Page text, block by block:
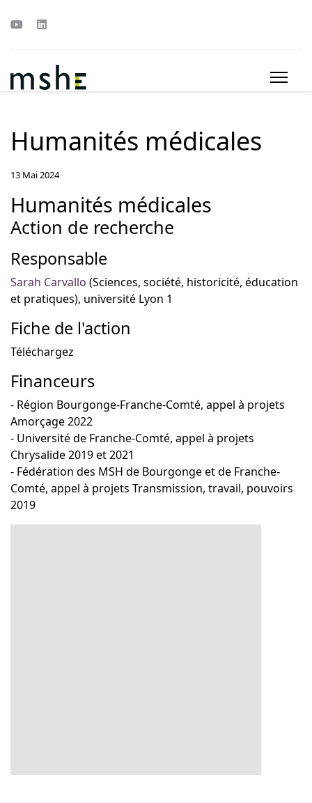
Humanités médicales
13 Mai 2024
Humanités médicales
Action de recherche
Responsable
Sarah Carvallo (Sciences, société, historicité, éducation
et pratiques), université Lyon 1
Fiche de l'action
Téléchargez
Financeurs
- Région Bourgonge-Franche-Comté, appel à projets
Amorçage 2022
- Université de Franche-Comté, appel à projets
Chrysalide 2019 et 2021
- Fédération des MSH de Bourgonge et de Franche-
Comté, appel à projets Transmission, travail, pouvoirs
2019